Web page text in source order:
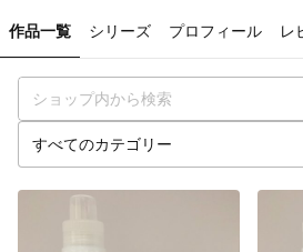
作品一覧 シリーズ プロフィール レ